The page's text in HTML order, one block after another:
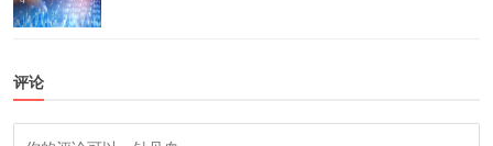
评论